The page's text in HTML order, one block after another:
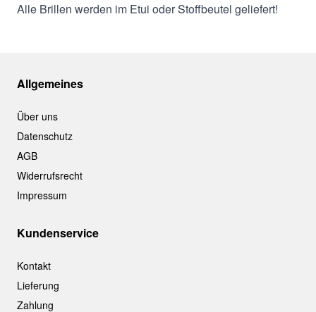
Alle Brillen werden im Etui oder Stoffbeutel geliefert!
Allgemeines
Über uns
Datenschutz
AGB
Widerrufsrecht
Impressum
Kundenservice
Kontakt
Lieferung
Zahlung